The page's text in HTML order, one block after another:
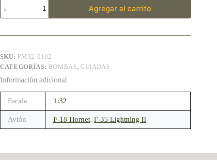
Agregar al carrito
SKU: PM32-0192
CATEGORÍAS: BOMBAS,GUIADAS
Información adicional
Escala 1:32
Avión F-18 Hornet, F-35 Lightning II